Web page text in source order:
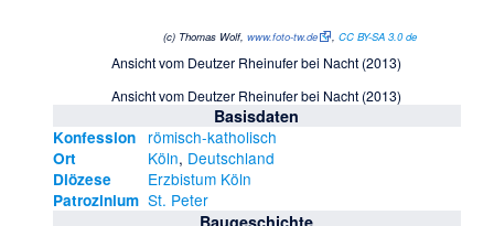
(c) Thomas Wolf, www.foto-tw.de , CC BY-SA 3.0 de
Ansicht vom Deutzer Rheinufer bei Nacht (2013)
Ansicht vom Deutzer Rheinufer bei Nacht (2013)
Basisdaten
Konfession römisch-katholisch
Ort Köln, Deutschland
Diözese Erzbistum Köln
Patrozinium St. Peter